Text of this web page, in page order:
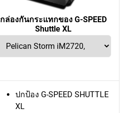
กล่องกันกระแทกของ G-SPEED
Shuttle XL
ปกป้อง G-SPEED SHUTTLE
XL